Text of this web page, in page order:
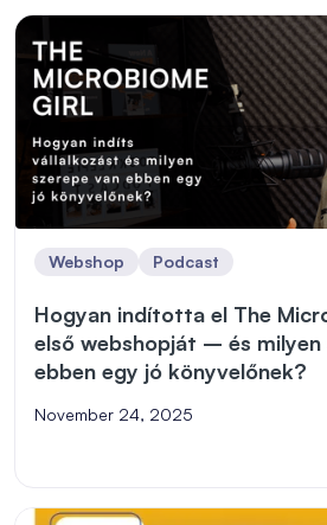
Webshop Podcast
Hogyan indította el The
első webshopját – és milyen
ebben egy jó könyvelőnek?
November 24, 2025